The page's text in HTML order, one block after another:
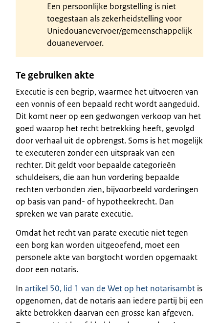
Een persoonlijke borgstelling is niet
toegestaan als zekerheidstelling voor
Uniedouanevervoer/gemeenschappelijk
douanevervoer.
Te gebruiken akte
Executie is een begrip, waarmee het uitvoeren van
een vonnis of een bepaald recht wordt aangeduid.
Dit komt neer op een gedwongen verkoop van het
goed waarop het recht betrekking heeft, gevolgd
door verhaal uit de opbrengst. Soms is het mogelijk
te executeren zonder een uitspraak van een
rechter. Dit geldt voor bepaalde categorieën
schuldeisers, die aan hun vordering bepaalde
rechten verbonden zien, bijvoorbeeld vorderingen
op basis van pand- of hypotheekrecht. Dan
spreken we van parate executie.
Omdat het recht van parate executie niet tegen
een borg kan worden uitgeoefend, moet een
personele akte van borgtocht worden opgemaakt
door een notaris.
In artikel 50, lid 1 van de Wet op het notarisambt is
opgenomen, dat de notaris aan iedere partij bij een
akte betrokken daarvan een grosse kan afgeven.